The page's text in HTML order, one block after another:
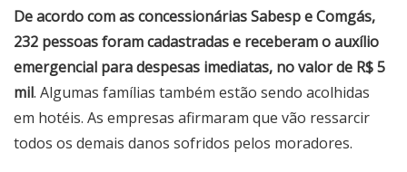
De acordo com as concessionárias Sabesp e Comgás,
232 pessoas foram cadastradas e receberam o auxílio
emergencial para despesas imediatas, no valor de R$ 5
mil. Algumas famílias também estão sendo acolhidas
em hotéis. As empresas afirmaram que vão ressarcir
todos os demais danos sofridos pelos moradores.